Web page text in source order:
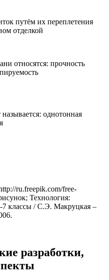
путём их переплетения
отделкой
относятся: прочность
однотонная
ru.freepik.com/free-
Технология:
классы / С.Э. Макруцкая –
разработки,